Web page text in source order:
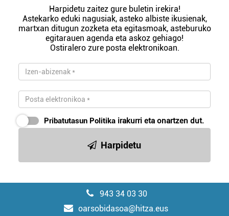
Harpidetu zaitez gure buletin irekira!
Astekarko eduki nagusiak, asteko albiste ikusienak,
martxan ditugun zozketa eta egitasmoak, asteburuko
egitarauen agenda eta askoz gehiago!
Ostiralero zure posta elektronikoan.
Pribatutasun Politika irakurri eta onartzen dut.
Harpidetu
943 34 03 30
oarsobidasoa@hitza.eus